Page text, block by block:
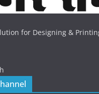
for Designing &